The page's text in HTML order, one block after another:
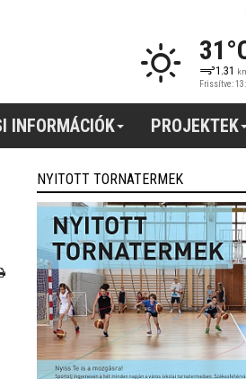
1.31
Frissítve:
INFORMÁCIÓK PROJEKTEK
NYITOTT TORNATERMEK